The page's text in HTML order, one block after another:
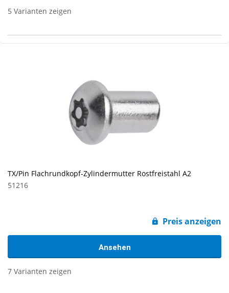
5 Varianten zeigen
TX/Pin Flachrundkopf-Zylindermutter Rostfreistahl A2
51216
Preis anzeigen
Ansehen
7 Varianten zeigen